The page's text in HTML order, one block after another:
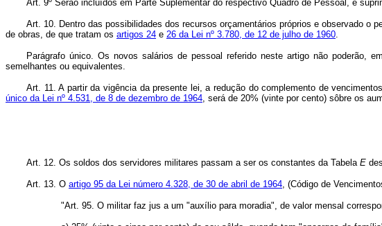
Art. 9º Serão incluídos em Parte Suplementar do respectivo Quadro de Pessoal, e
Art. 10. Dentro das possibilidades dos recursos orçamentários próprios e observado o
de obras, de que tratam os artigos 24 e 26 da Lei nº 3.780, de 12 de julho de 1960.
Parágrafo único. Os novos salários de pessoal referido neste artigo não poderão,
semelhantes ou equivalentes.
Art. 11. A partir da vigência da presente lei, a redução do complemento de
único da Lei nº 4.531, de 8 de dezembro de 1964, será de 20% (vinte por cento) sôbre os
Art. 12. Os soldos dos servidores militares passam a ser os constantes da Tabela E
Art. 13. O artigo 95 da Lei número 4.328, de 30 de abril de 1964, (Código de
"Art. 95. O militar faz jus a um "auxílio para moradia", de valor mensal